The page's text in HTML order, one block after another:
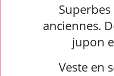
anciennes.
jupon
Veste en